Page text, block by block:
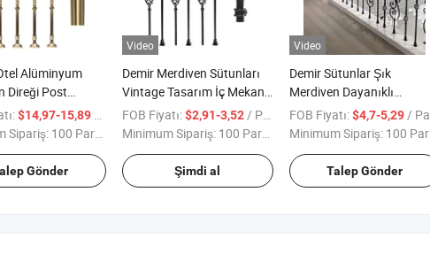
Alüminyum
Direği Post
Bronz
Korkulukları İç
$14,97-15,89
/ Parça
Sipariş: 100 Parça
Gönder
Video
Demir Merdiven Sütunları
Vintage Tasarım İç Mekan
Dekorasyonu
FOB Fiyatı:$2,91-3,52 / Parça
Minimum Sipariş: 100 Parça
Şimdi al
Video
Demir Sütunlar Şık
Merdiven Dayanıklı
Malzeme Metal Merdiven
Korkuluğu Dökme Demir
FOB Fiyatı:$4,7-5,29 / Parça
Minimum Sipariş: 100 Parça
Talep Gönder